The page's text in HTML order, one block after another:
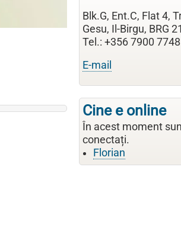
Blk.G, Ent.C, Flat 4,
Gesu, Il-Birgu, BRG
Tel.: +356 7900 7748
E-mail
Cine e online
În acest moment
conectați.
Florian